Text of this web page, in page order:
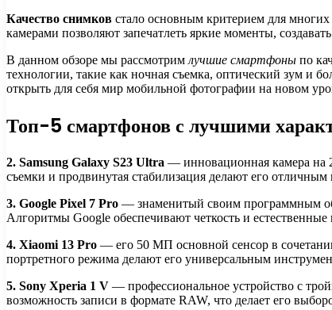
Качество снимков стало основным критерием для
камерами позволяют запечатлеть яркие моменты,
В данном обзоре мы рассмотрим лучшие смартфоны по
технологии, такие как ночная съемка, оптический зум и
открыть для себя мир мобильной фотографии на новом
Топ-5 смартфонов с лучшими
2. Samsung Galaxy S23 Ultra — инновационная камера на
съемки и продвинутая стабилизация делают его
3. Google Pixel 7 Pro — знаменитый своим программным
Алгоритмы Google обеспечивают четкость и
4. Xiaomi 13 Pro — его 50 МП основной сенсор в
портретного режима делают его универсальным
5. Sony Xperia 1 V — профессиональное устройство с
возможность записи в формате RAW, что делает его